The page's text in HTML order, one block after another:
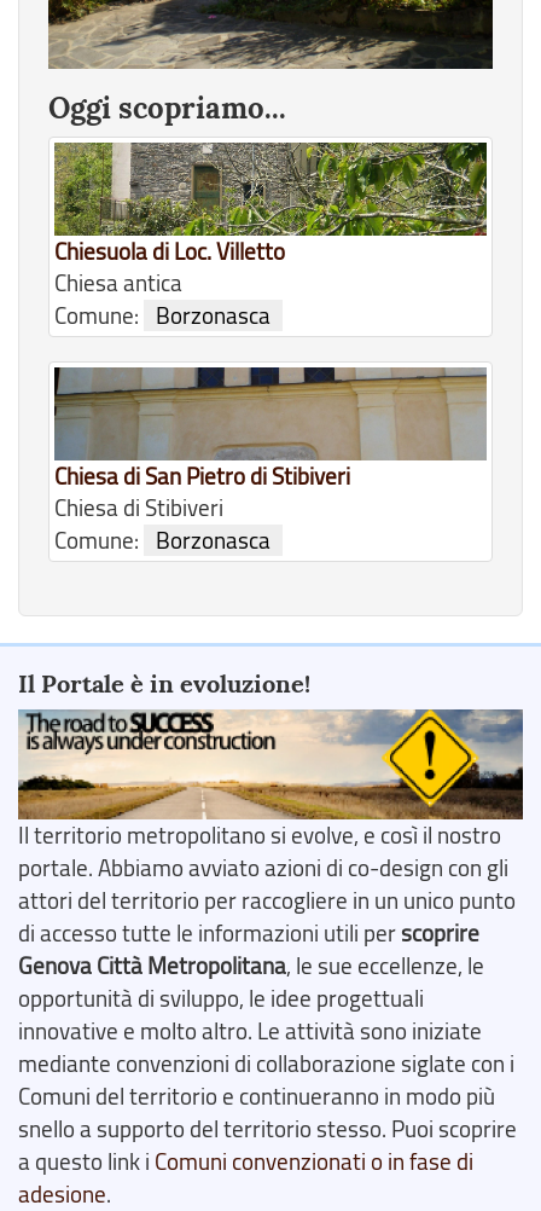
Oggi scopriamo...
Chiesuola di Loc. Villetto
Chiesa antica
Comune:
Borzonasca
Chiesa di San Pietro di Stibiveri
Chiesa di Stibiveri
Comune:
Borzonasca
Il Portale è in evoluzione!
Il territorio metropolitano si evolve, e così il nostro
portale. Abbiamo avviato azioni di co-design con gli
attori del territorio per raccogliere in un unico punto
di accesso tutte le informazioni utili perscoprire
Genova Città Metropolitana, le sue eccellenze, le
opportunità di sviluppo, le idee progettuali
innovative e molto altro. Le attività sono iniziate
mediante convenzioni di collaborazione siglate con i
Comuni del territorio e continueranno in modo più
snello a supporto del territorio stesso. Puoi scoprire
a questo link i Comuni convenzionati o in fase di
adesione.